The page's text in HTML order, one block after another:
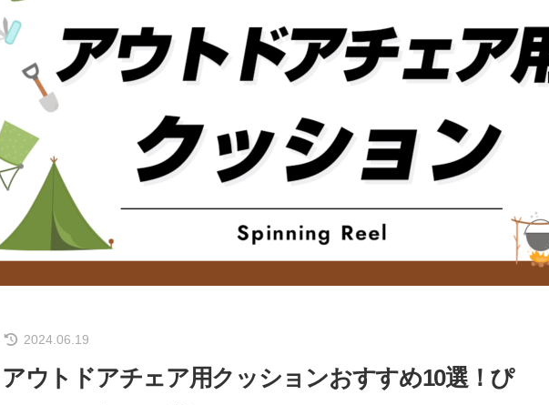
2024.06.19
アウトドアチェア用クッションおすすめ10選！ぴ